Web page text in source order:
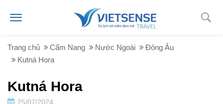
Trang chủ Cẩm Nang Nước Ngoài
Đông Âu
Kutná Hora
Kutná Hora
25/07/2024